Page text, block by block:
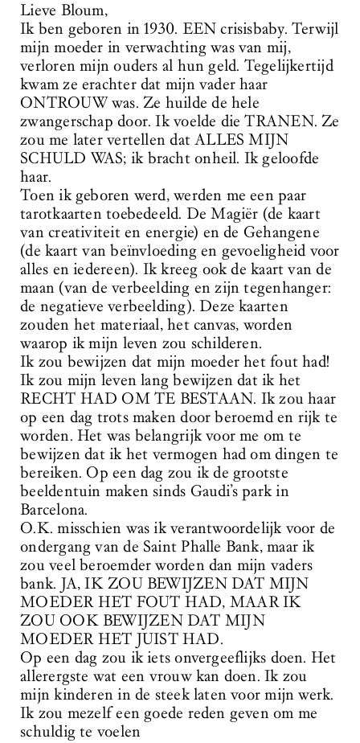
Lieve Bloum,
Ik ben geboren in 1930. EEN crisisbaby. Terwijl
mijn moeder in verwachting was van mij,
verloren mijn ouders al hun geld. Tegelijkertijd
kwam ze erachter dat mijn vader haar
ONTROUW was. Ze huilde de hele
zwangerschap door. Ik voelde die TRANEN. Ze
zou me later vertellen dat ALLES MIJN
SCHULD WAS; ik bracht onheil. Ik geloofde
haar.
Toen ik geboren werd, werden me een paar
tarotkaarten toebedeeld. De Magiër (de kaart
van creativiteit en energie) en de Gehangene
(de kaart van beïnvloeding en gevoeligheid voor
alles en iedereen). Ik kreeg ook de kaart van de
maan (van de verbeelding en zijn tegenhanger:
de negatieve verbeelding). Deze kaarten
zouden het materiaal, het canvas, worden
waarop ik mijn leven zou schilderen.
Ik zou bewijzen dat mijn moeder het fout had!
Ik zou mijn leven lang bewijzen dat ik het
RECHT HAD OM TE BESTAAN. Ik zou haar
op een dag trots maken door beroemd en rijk te
worden. Het was belangrijk voor me om te
bewijzen dat ik het vermogen had om dingen te
bereiken. Op een dag zou ik de grootste
beeldentuin maken sinds Gaudi’s park in
Barcelona.
O.K. misschien was ik verantwoordelijk voor de
ondergang van de Saint Phalle Bank, maar ik
zou veel beroemder worden dan mijn vaders
bank. JA, IK ZOU BEWIJZEN DAT MIJN
MOEDER HET FOUT HAD, MAAR IK
ZOU OOK BEWIJZEN DAT MIJN
MOEDER HET JUIST HAD.
Op een dag zou ik iets onvergeeflijks doen. Het
allerergste wat een vrouw kan doen. Ik zou
mijn kinderen in de steek laten voor mijn werk.
Ik zou mezelf een goede reden geven om me
schuldig te voelen